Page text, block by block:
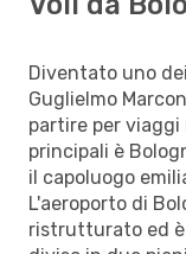
Diventato uno
Guglielmo
partire per
principali è
il capoluogo
L'aeroporto di
ristrutturato ed